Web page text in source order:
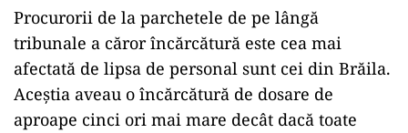
Procurorii de la parchetele de pe lângă
tribunale a căror încărcătură este cea mai
afectată de lipsa de personal sunt cei din Brăila.
Aceștia aveau o încărcătură de dosare de
aproape cinci ori mai mare decât dacă toate